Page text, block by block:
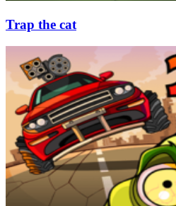
Trap the cat